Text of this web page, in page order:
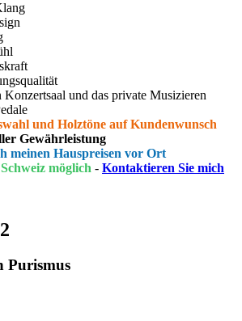
und das private Musizieren
und Holztöne auf Kundenwunsch
Gewährleistung
meinen Hauspreisen vor Ort
möglich - Kontaktieren Sie mich
Purismus